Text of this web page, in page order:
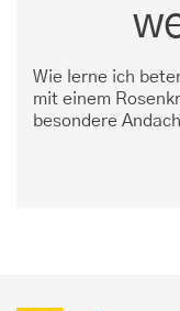
Wie lerne ich
mit einem
besondere